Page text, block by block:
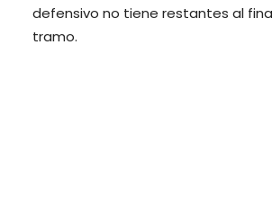
defensivo no tiene restantes al
tramo.